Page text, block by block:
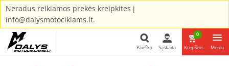
Neradus reikiamos prekės kreipkites į
info@dalysmotociklams.lt.
Paieška Sąskaita
0
Krepšelis Meniu